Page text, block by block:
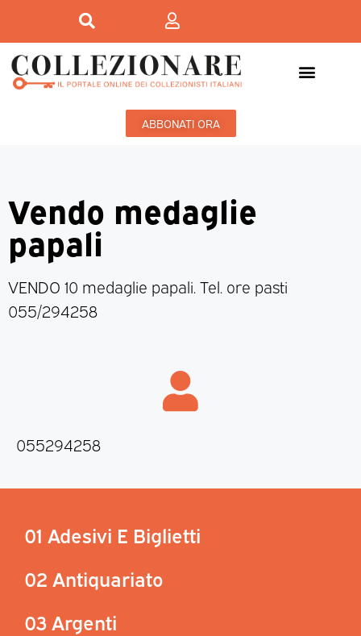
ABBONATI ORA
Vendo medaglie
papali
VENDO 10 medaglie papali. Tel. ore pasti
055/294258
055294258
01 Adesivi E Biglietti
02 Antiquariato
03 Argenti